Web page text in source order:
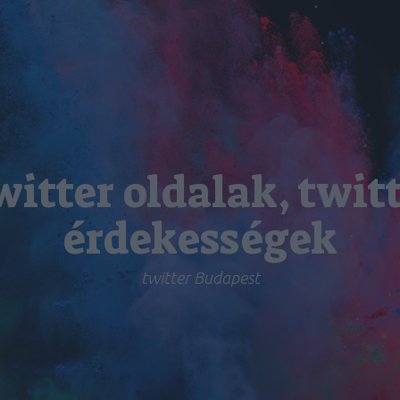
oldalak,
érdekességek
twitter Budapest